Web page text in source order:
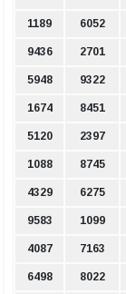
1189 6052
9436 2701
5948 9322
1674 8451
5120 2397
1088 8745
4329 6275
9583 1099
4087 7163
6498 8022